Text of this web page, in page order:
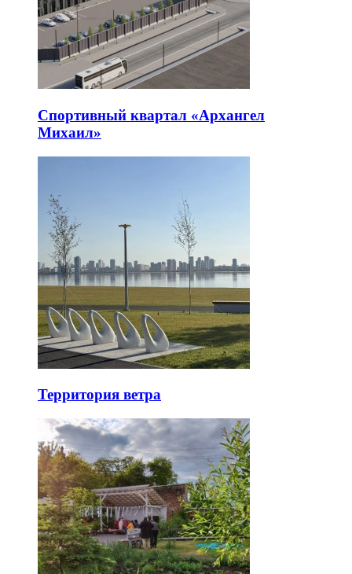
Спортивный квартал «Архангел
Михаил»
Территория ветра